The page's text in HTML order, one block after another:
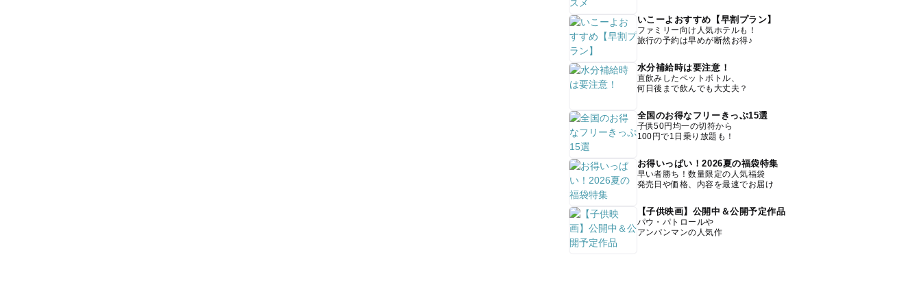
いこーよおすすめ【早割プラン】
ファミリー向け人気ホテルも！
旅行の予約は早めが断然お得♪
水分補給時は要注意！
直飲みしたペットボトル、
何日後まで飲んでも大丈夫？
全国のお得なフリーきっぷ15選
子供50円均一の切符から
100円で1日乗り放題も！
お得いっぱい！2026夏の福袋特集
早い者勝ち！数量限定の人気福袋
発売日や価格、内容を最速でお届け
【子供映画】公開中＆公開予定作品
パウ・パトロールや
アンパンマンの人気作